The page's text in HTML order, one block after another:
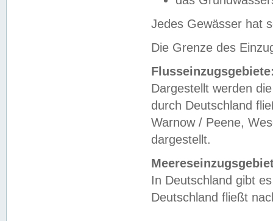
Jedes Gewässer hat
Die Grenze des
Dargestellt werden
durch Deutschland
Warnow / Peene,
dargestellt.
In Deutschland gibt
Deutschland fließt